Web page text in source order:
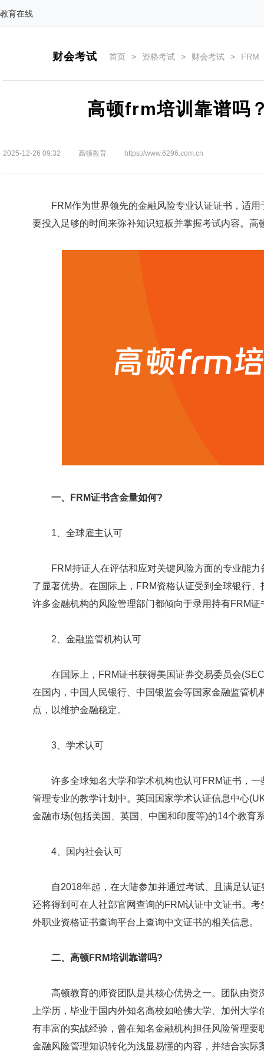
教育在线
财会考试 首页 > 资格考试 > 财会考试 > FRM
高顿frm培训靠谱吗
2025-12-26 09:32 高顿教育 https://www.6296.com.cn
FRM作为世界领先的金融风险专业认证证书，适用
要投入足够的时间来弥补知识短板并掌握考试内容。高
一、FRM证书含金量如何?
1、全球雇主认可
FRM持证人在评估和应对关键风险方面的专业能力
了显著优势。在国际上，FRM资格认证受到全球银行
许多金融机构的风险管理部门都倾向于录用持有FRM证
2、金融监管机构认可
在国际上，FRM证书获得美国证券交易委员会
在国内，中国人民银行、中国银监会等国家金融监管
点，以维护金融稳定。
3、学术认可
许多全球知名大学和学术机构也认可FRM证书，一
管理专业的教学计划中。英国国家学术认证信息中心
金融市场(包括美国、英国、中国和印度等)的14个教育
4、国内社会认可
自2018年起，在大陆参加并通过考试、且满足认证
还将得到可在人社部官网查询的FRM认证中文证书。
外职业资格证书查询平台上查询中文证书的相关信息。
二、高顿FRM培训靠谱吗?
高顿教育的师资团队是其核心优势之一。团队由资
上学历，毕业于国内外知名高校如哈佛大学、加州大
有丰富的实战经验，曾在知名金融机构担任风险管理要
金融风险管理知识转化为浅显易懂的内容，并结合实